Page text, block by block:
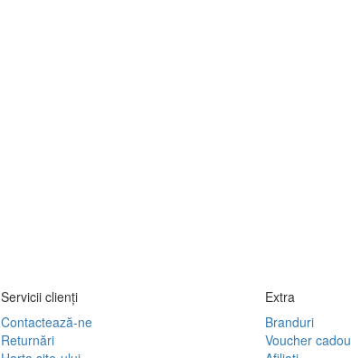
Servicii clienţi
Contactează-ne
Returnări
Extra
Branduri
Voucher cadou